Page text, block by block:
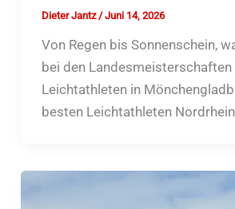
Dieter Jantz/Juni 14, 2026
Von Regen bis Sonnenschein,
bei den Landesmeisterschaften
Leichtathleten in
besten Leichtathleten